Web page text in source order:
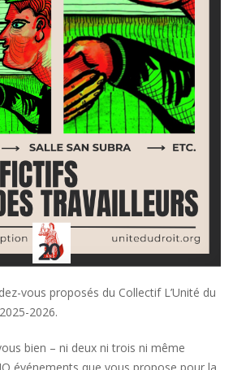
vous proposés du Collectif L’Unité du
2026.
bien – ni deux ni trois ni même